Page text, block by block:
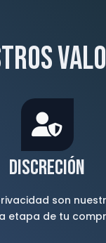
Discreción
son
etapa de tu